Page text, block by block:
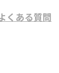
くある質問